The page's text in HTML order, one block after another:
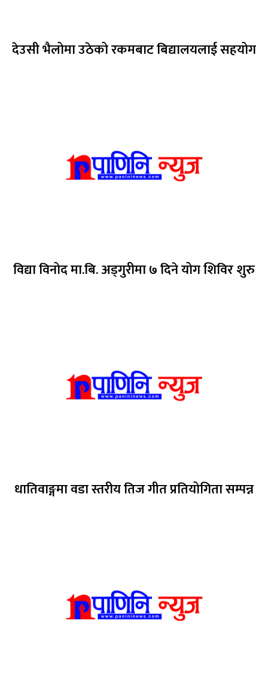
देउसी भैलोमा उठेको रकमबाट बिद्यालयलाई सहयोग
विद्या विनोद मा.बि. अड्गुरीमा ७ दिने योग शिविर शुरु
धातिवाङ्गमा वडा स्तरीय तिज गीत प्रतियोगिता सम्पन्न